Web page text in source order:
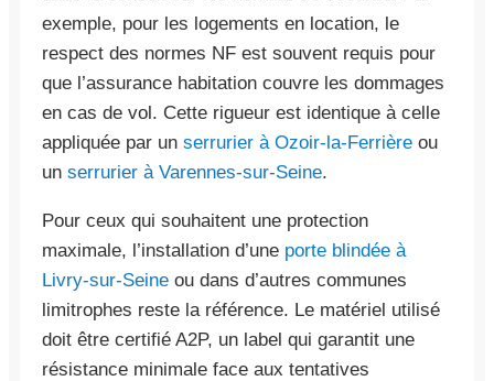
exemple, pour les logements en location, le
respect des normes NF est souvent requis pour
que l’assurance habitation couvre les dommages
en cas de vol. Cette rigueur est identique à celle
appliquée par un serrurier à Ozoir-la-Ferrière ou
un serrurier à Varennes-sur-Seine.
Pour ceux qui souhaitent une protection
maximale, l’installation d’une porte blindée à
Livry-sur-Seine ou dans d’autres communes
limitrophes reste la référence. Le matériel utilisé
doit être certifié A2P, un label qui garantit une
résistance minimale face aux tentatives